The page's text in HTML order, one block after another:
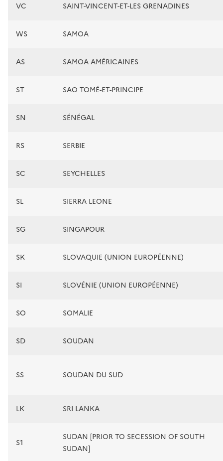
VC SAINT-VINCENT-ET-LES GRENADINES
WS SAMOA
AS SAMOA AMÉRICAINES
ST SAO TOMÉ-ET-PRINCIPE
SN SÉNÉGAL
RS SERBIE
SC SEYCHELLES
SL SIERRA LEONE
SG SINGAPOUR
SK SLOVAQUIE (UNION EUROPÉENNE)
SI SLOVÉNIE (UNION EUROPÉENNE)
SO SOMALIE
SD SOUDAN
SS SOUDAN DU SUD
LK SRI LANKA
S1
SUDAN [PRIOR TO SECESSION OF SOUTH
SUDAN]